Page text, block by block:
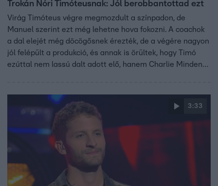
Trokán Nóri Timóteusnak: Jól berobbantottad ezt
Virág Timóteus végre megmozdult a színpadon, de
Manuel szerint ezt még lehetne hova fokozni. A coachok
a dal elejét még döcögősnek érezték, de a végére nagyon
jól felépült a produkció, és annak is örültek, hogy Timó
ezúttal nem lassú dalt adott elő, hanem Charlie Mindenki
3:33